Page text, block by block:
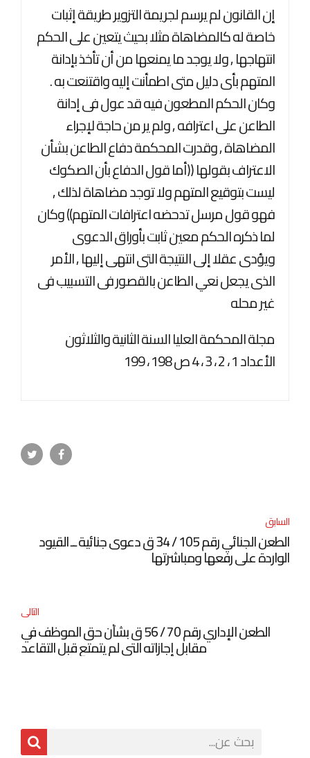
إن القانون لم يرسم لجريمة التزوير طريقة إثبات
خاصة له كالمضاهاة مثلا بحيث يتعين على الحكم
انتهاجها , ولا يوجد ما يمنعها من أن تأخذ بإدانة
المتهم بأى دليل متى اطمأنت إليه واقتنعت به .
وكان الحكم المطعون فيه قد عول فى إدانة
الطاعن على اعترافه , ولم ير من حاجة لإجراء
المضاهاة , وقدرت المحكمة دفاع الطاعن بشأن
الاعتراف بقولها ((أما قول الدفاع بأن الصكوك
ليست بتوقيع المتهم ولا توجد مضاهاة لذلك ,
فهو قول مرسل تدحضه اعترافات المتهم)) وكان
لما ذكره الحكم معين ثابت بأوراق الدعوى
ويؤدى عقلا إلى النتيجة التى انتهى إليها , الأمر
الذى يجعل نعي الطاعن بالقصور فى التسبيب فى
غير محله
مجلة المحكمة العليا السنة الثانية والثلاثون
الأعداد 1 ، 2 ، 3 ، 4 ص 198 ، 199
السابق
الطعن الجنائي رقم 105 / 34 ق دعوى جنائية ــ القيود
الواردة على رفعها ومباشرتها
التالى
الطعن الإداري رقم 70 / 56 ق بشأن حق الموظف في
مقابل إجازاته التي لم يتمتع قبل التقاعد